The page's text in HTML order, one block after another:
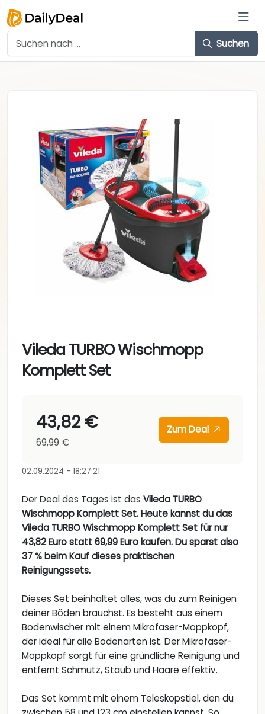
Suchen
Vileda TURBO Wischmopp
Komplett Set
43,82 €
69,99 €
Zum Deal
02.09.2024 - 18:27:21
Der Deal des Tages ist das Vileda TURBO
Wischmopp Komplett Set. Heute kannst du das
Vileda TURBO Wischmopp Komplett Set für nur
43,82 Euro statt 69,99 Euro kaufen. Du sparst also
37 % beim Kauf dieses praktischen
Reinigungssets.
Dieses Set beinhaltet alles, was du zum Reinigen
deiner Böden brauchst. Es besteht aus einem
Bodenwischer mit einem Mikrofaser-Moppkopf,
der ideal für alle Bodenarten ist. Der Mikrofaser-
Moppkopf sorgt für eine gründliche Reinigung und
entfernt Schmutz, Staub und Haare effektiv.
Das Set kommt mit einem Teleskopstiel, den du